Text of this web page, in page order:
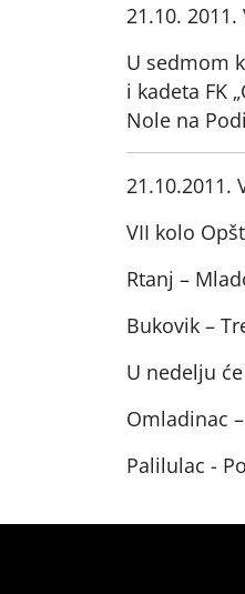
21.10. 2011.
U sedmom
i kadeta FK
Nole na
21.10.2011.
VII kolo
Rtanj –
Bukovik –
U nedelju
Omladinac
Palilulac -